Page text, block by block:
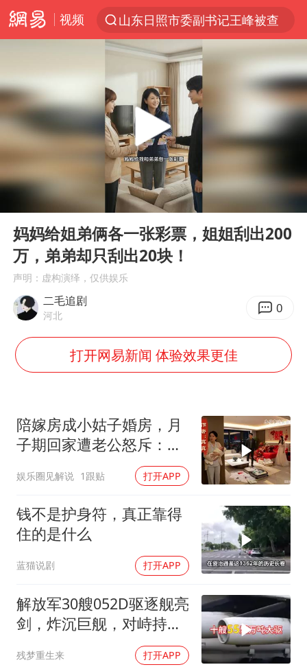
视频
山东日照市委副书记王峰被查
探寻“技能+”促就业创业新路
41岁女子为鼓励女儿考上985研究生
美国退回1000亿美元关税
24小时不关空调 电费反而更低？
河南试行周五下午弹性离岗
要给全体职工“应休尽休”的底气
“天津之眼”摩天轮附近2人落水
儿科医生漏诊获刑：我认错但不能认罪
如何把百年大党建设得更加坚强有力
余承东口误将24999元电脑报成2499
小伙靠AI减肥 45天瘦40斤进了ICU
李嫣近照曝光
Play
00:00 13:15
妈妈给姐弟俩各一张彩票，姐姐刮出200
万，弟弟却只刮出20块！
声明：虚构演绎，仅供娱乐
二毛追剧
河北 0
打开网易新闻 体验效果更佳
陪嫁房成小姑子婚房，月
子期回家遭老公怒斥：带
娱乐圈见解说 1跟贴 打开APP
钱不是护身符，真正靠得
住的是什么
蓝猫说剧 打开APP
解放军30艘052D驱逐舰亮
剑，炸沉巨舰，对峙持续
残梦重生来 打开APP